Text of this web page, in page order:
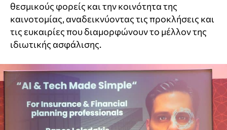
θεσμικούς φορείς και την κοινότητα της
καινοτομίας, αναδεικνύοντας τις προκλήσεις και
τις ευκαιρίες που διαμορφώνουν το μέλλον της
ιδιωτικής ασφάλισης.